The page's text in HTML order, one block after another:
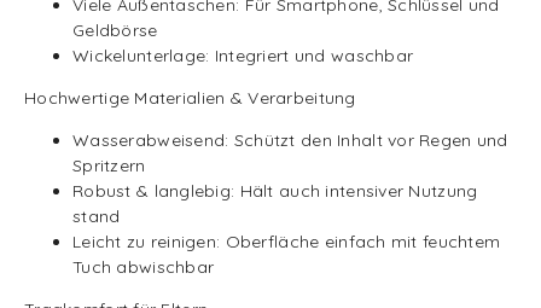
Viele Außentaschen: Für Smartphone, Schlüssel und
Geldbörse
Wickelunterlage: Integriert und waschbar
Hochwertige Materialien & Verarbeitung
Wasserabweisend: Schützt den Inhalt vor Regen und
Spritzern
Robust & langlebig: Hält auch intensiver Nutzung
stand
Leicht zu reinigen: Oberfläche einfach mit feuchtem
Tuch abwischbar